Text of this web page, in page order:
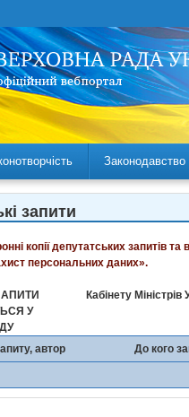
Законодавство
запити
копії депутатських запитів
персональних даних».
У
Кабінету Міністрів
автор До кого